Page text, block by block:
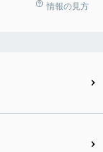
情報の見方